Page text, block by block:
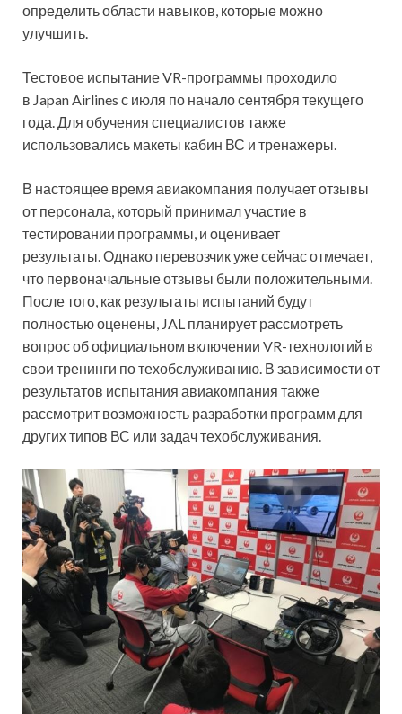
определить области навыков, которые можно
улучшить.
Тестовое испытание VR-программы проходило
в Japan Airlines с июля по начало сентября текущего
года. Для обучения специалистов также
использовались макеты кабин ВС и тренажеры.
В настоящее время авиакомпания получает отзывы
от персонала, который принимал участие в
тестировании программы, и оценивает
результаты. Однако перевозчик уже сейчас отмечает,
что первоначальные отзывы были положительными.
После того, как результаты испытаний будут
полностью оценены, JAL планирует рассмотреть
вопрос об официальном включении VR-технологий в
свои тренинги по техобслуживанию. В зависимости от
результатов испытания авиакомпания также
рассмотрит возможность разработки программ для
других типов ВС или задач техобслуживания.